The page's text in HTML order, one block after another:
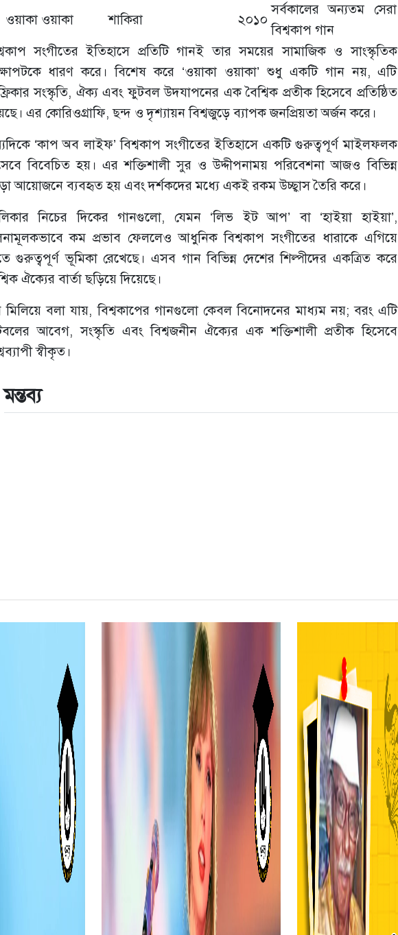
ওয়াকা ওয়াকা শাকিরা ২০১০
সর্বকালের অন্যতম সেরা
বিশ্বকাপ গান
সংগীতের ইতিহাসে প্রতিটি গানই তার সময়ের সামাজিক ও সাংস্কৃতিক
ধারণ করে। বিশেষ করে ‘ওয়াকা ওয়াকা’ শুধু একটি গান নয়, এটি
সংস্কৃতি, ঐক্য এবং ফুটবল উদযাপনের এক বৈশ্বিক প্রতীক হিসেবে প্রতিষ্ঠিত
এর কোরিওগ্রাফি, ছন্দ ও দৃশ্যায়ন বিশ্বজুড়ে ব্যাপক জনপ্রিয়তা অর্জন করে।
‘কাপ অব লাইফ’ বিশ্বকাপ সংগীতের ইতিহাসে একটি গুরুত্বপূর্ণ মাইলফলক
বিবেচিত হয়। এর শক্তিশালী সুর ও উদ্দীপনাময় পরিবেশনা আজও বিভিন্ন
আয়োজনে ব্যবহৃত হয় এবং দর্শকদের মধ্যে একই রকম উচ্ছ্বাস তৈরি করে।
নিচের দিকের গানগুলো, যেমন ‘লিভ ইট আপ’ বা ‘হাইয়া হাইয়া’,
কম প্রভাব ফেললেও আধুনিক বিশ্বকাপ সংগীতের ধারাকে এগিয়ে
গুরুত্বপূর্ণ ভূমিকা রেখেছে। এসব গান বিভিন্ন দেশের শিল্পীদের একত্রিত করে
ঐক্যের বার্তা ছড়িয়ে দিয়েছে।
বলা যায়, বিশ্বকাপের গানগুলো কেবল বিনোদনের মাধ্যম নয়; বরং এটি
আবেগ, সংস্কৃতি এবং বিশ্বজনীন ঐক্যের এক শক্তিশালী প্রতীক হিসেবে
স্বীকৃত।
মন্তব্য